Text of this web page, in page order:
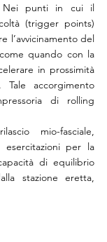
Nei punti in cui il
(trigger points)
l’avvicinamento del
quando con la
in prossimità
accorgimento
di rolling
mio-fasciale,
esercitazioni per la
di equilibrio
stazione eretta,